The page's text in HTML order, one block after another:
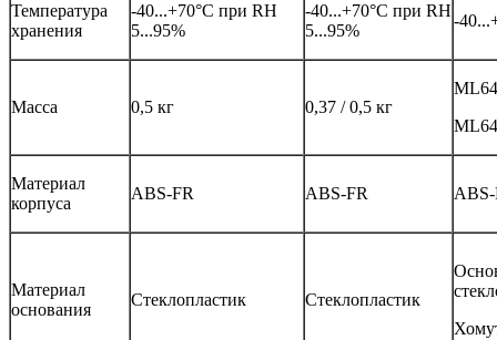
Температура
хранения
-40...+70°C при RH
5...95%
-40...+70°C при RH
5...95%
-
Масса 0,5 кг 0,37 / 0,5 кг
Материал
корпуса
ABS-FR ABS-FR
Материал
основания
Стеклопластик Стеклопластик